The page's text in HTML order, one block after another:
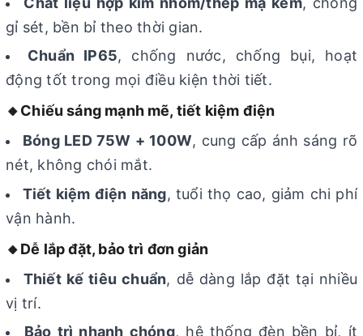
gỉ sét, bền bỉ theo thời gian.
Chuẩn IP65, chống nước, chống bụi, hoạt
động tốt trong mọi điều kiện thời tiết.
🔸Chiếu sáng mạnh mẽ, tiết kiệm điện
Bóng LED 75W + 100W, cung cấp ánh sáng rõ
nét, không chói mắt.
Tiết kiệm điện năng, tuổi thọ cao, giảm chi phí
vận hành.
🔸Dễ lắp đặt, bảo trì đơn giản
Thiết kế tiêu chuẩn, dễ dàng lắp đặt tại nhiều
vị trí.
Bảo trì nhanh chóng, hệ thống đèn bền bỉ, ít